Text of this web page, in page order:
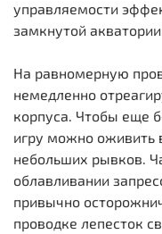
управляемости
замкнутой акватории.
На равномерную
немедленно
корпуса. Чтобы еще
игру можно оживить
небольших рывков.
облавливании
привычно
проводке лепесток